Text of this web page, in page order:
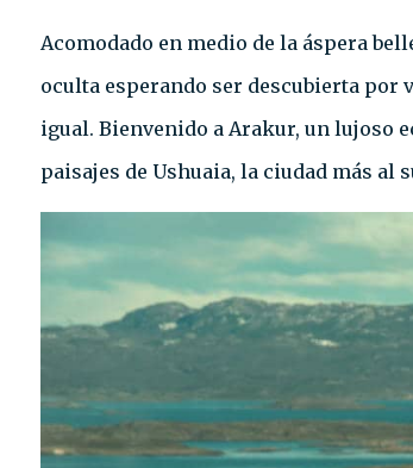
Acomodado en medio de la áspera
oculta esperando ser descubierta por
igual. Bienvenido a Arakur, un lujoso
paisajes de Ushuaia, la ciudad más al